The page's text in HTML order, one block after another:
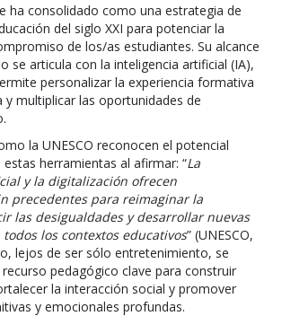
ha consolidado como una estrategia de
del siglo XXI para potenciar la
de los/as estudiantes. Su alcance
se articula con la inteligencia artificial (IA),
personalizar la experiencia formativa
y multiplicar las oportunidades de
la UNESCO reconocen el potencial
herramientas al afirmar: “La
y la digitalización ofrecen
precedentes para reimaginar la
las desigualdades y desarrollar nuevas
los contextos educativos” (UNESCO,
lejos de ser sólo entretenimiento, se
pedagógico clave para construir
la interacción social y promover
y emocionales profundas.